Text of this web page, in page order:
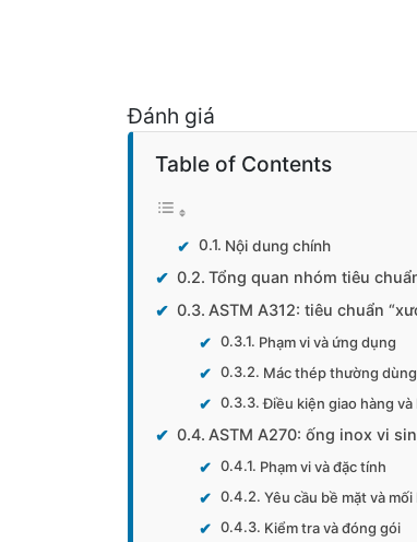
Đánh giá
Table of Contents
Nội dung chính
Tổng quan nhóm tiêu
ASTM A312: tiêu chuẩn
Phạm vi và ứng dụng
Mác thép thường dùng
Điều kiện giao hàng và
ASTM A270: ống inox vi
Phạm vi và đặc tính
Yêu cầu bề mặt và mối
Kiểm tra và đóng gói